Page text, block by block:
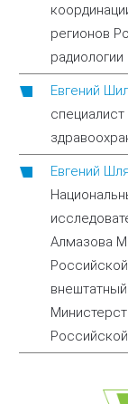
регионов
радиологии
Евгений
Евгений
Алмазова